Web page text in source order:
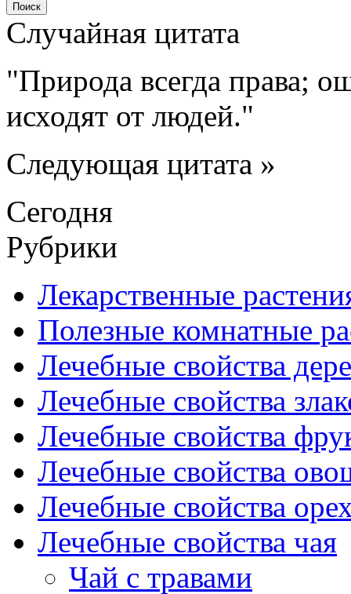
Случайная цитата
Природа всегда права;
исходят от людей.
Следующая цитата »
Сегодня
Рубрики
Лекарственные
Полезные комнатные
Лечебные свойства
Лечебные свойства
Лечебные свойства
Лечебные свойства
Лечебные свойства
Лечебные свойства чая
Чай с травами